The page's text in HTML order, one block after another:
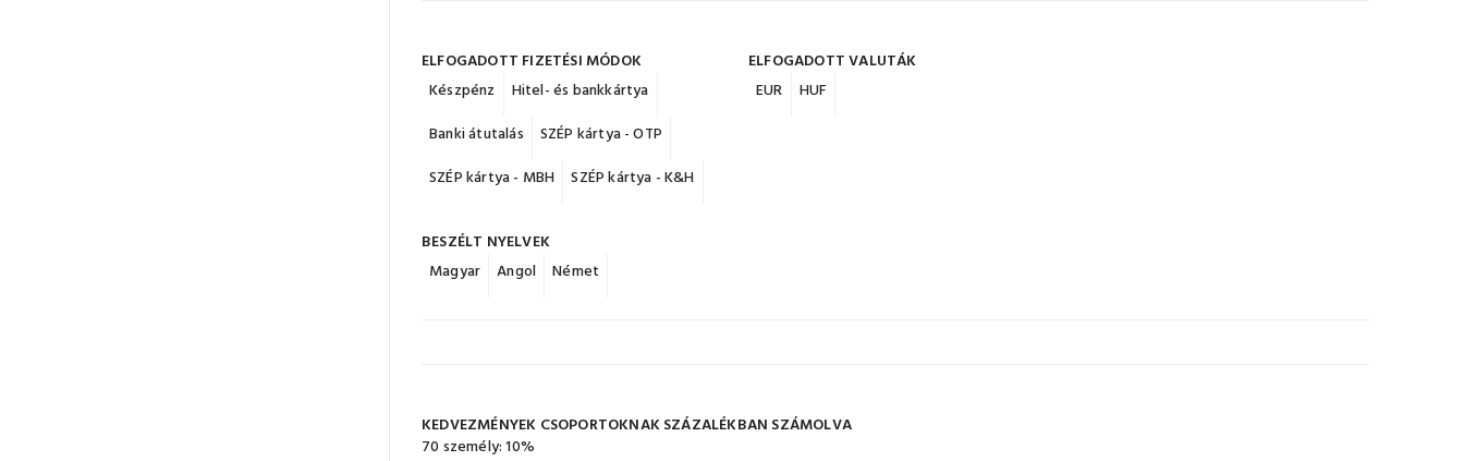
ELFOGADOTT FIZETÉSI MÓDOK
Készpénz
Hitel- és bankkártya
Banki átutalás
SZÉP kártya - OTP
SZÉP kártya - MBH
SZÉP kártya - K&H
ELFOGADOTT VALUTÁK
EUR
HUF
BESZÉLT NYELVEK
Magyar
Angol Német
KEDVEZMÉNYEK CSOPORTOKNAK SZÁZALÉKBAN SZÁMOLVA
70 személy: 10%